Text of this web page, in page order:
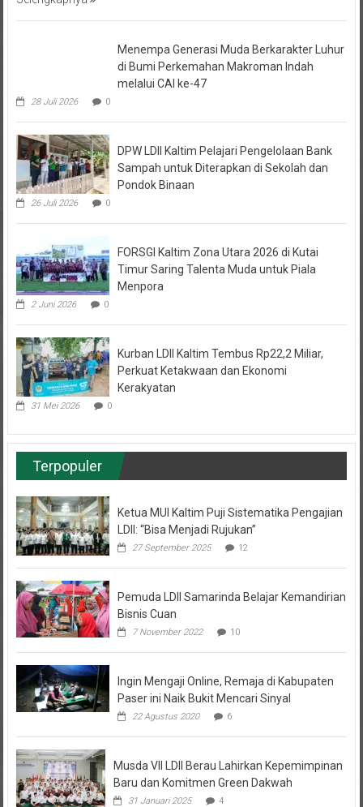
Menempa Generasi Muda Berkarakter Luhur
di Bumi Perkemahan Makroman Indah
melalui CAI ke-47
28 Juli 2026 0
DPW LDII Kaltim Pelajari Pengelolaan Bank
Sampah untuk Diterapkan di Sekolah dan
Pondok Binaan
26 Juli 2026 0
FORSGI Kaltim Zona Utara 2026 di Kutai
Timur Saring Talenta Muda untuk Piala
Menpora
2 Juni 2026 0
Kurban LDII Kaltim Tembus Rp22,2 Miliar,
Perkuat Ketakwaan dan Ekonomi
Kerakyatan
31 Mei 2026 0
Terpopuler
Ketua MUI Kaltim Puji Sistematika Pengajian
LDII: “Bisa Menjadi Rujukan”
27 September 2025 12
Pemuda LDII Samarinda Belajar Kemandirian
Bisnis Cuan
7 November 2022 10
Ingin Mengaji Online, Remaja di Kabupaten
Paser ini Naik Bukit Mencari Sinyal
22 Agustus 2020 6
Musda VII LDII Berau Lahirkan Kepemimpinan
Baru dan Komitmen Green Dakwah
31 Januari 2025 4